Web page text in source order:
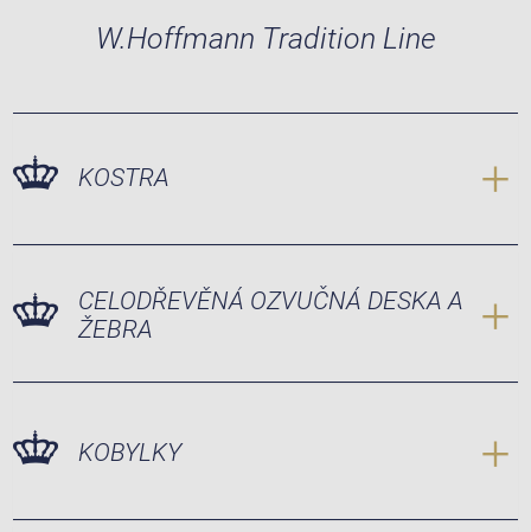
W.Hoffmann Tradition Line
KOSTRA
CELODŘEVĚNÁ OZVUČNÁ DESKA A
ŽEBRA
KOBYLKY